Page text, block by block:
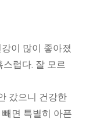
이 많이 좋아졌
럽다. 잘 모르
갔으니 건강한
면 특별히 아픈